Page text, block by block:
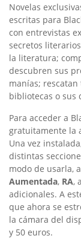
Novelas
escritas para
con entrevistas
secretos
la literatura;
descubren sus
manías;
bibliotecas o sus
Para acceder a
gratuitamente la
Una vez
distintas
modo de usarla,
Aumentada, RA,
adicionales. A
que ahora se
la cámara del
y 50 euros.